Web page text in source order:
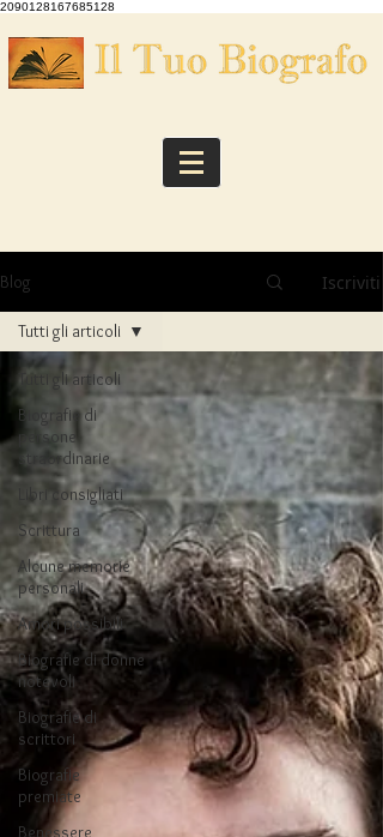
2090128167685128
Blog Iscriviti
Tutti gli articoli
Biografie di
persone
straordinarie
Libri consigliati
Scrittura
Alcune memorie
personali
Amori possibili
Biografie di donne
notevoli
Biografie di
scrittori
Biografie
premiate
Benessere
Tutti gli articoli